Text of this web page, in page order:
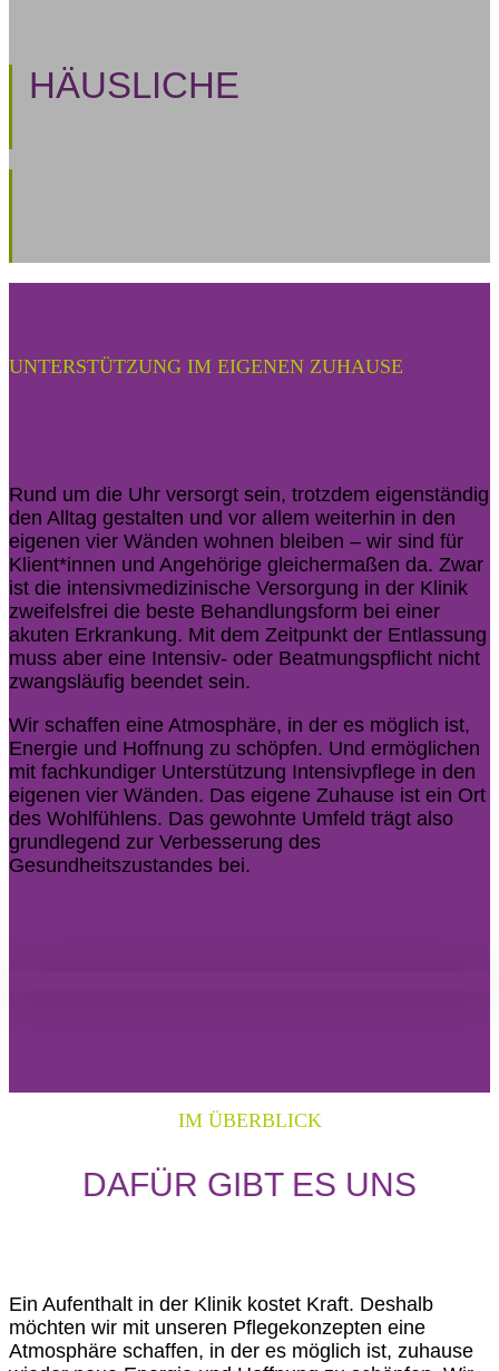
HÄUSLICHE
UNTERSTÜTZUNG IM EIGENEN ZUHAUSE
Rund um die Uhr versorgt sein, trotzdem eigenständig
den Alltag gestalten und vor allem weiterhin in den
eigenen vier Wänden wohnen bleiben – wir sind für
Klient*innen und Angehörige gleichermaßen da. Zwar
ist die intensivmedizinische Versorgung in der Klinik
zweifelsfrei die beste Behandlungsform bei einer
akuten Erkrankung. Mit dem Zeitpunkt der Entlassung
muss aber eine Intensiv- oder Beatmungspflicht nicht
zwangsläufig beendet sein.
Wir schaffen eine Atmosphäre, in der es möglich ist,
Energie und Hoffnung zu schöpfen. Und ermöglichen
mit fachkundiger Unterstützung Intensivpflege in den
eigenen vier Wänden. Das eigene Zuhause ist ein Ort
des Wohlfühlens. Das gewohnte Umfeld trägt also
grundlegend zur Verbesserung des
Gesundheitszustandes bei.
IM ÜBERBLICK
DAFÜR GIBT ES UNS
Ein Aufenthalt in der Klinik kostet Kraft. Deshalb
möchten wir mit unseren Pflegekonzepten eine
Atmosphäre schaffen, in der es möglich ist, zuhause